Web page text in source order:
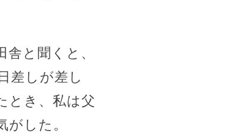
と聞くと、
差しが差し
とき、私は父
した。